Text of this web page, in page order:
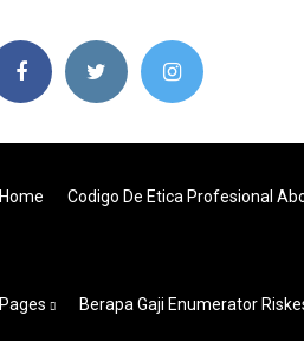
Home Codigo De Etica Profesional
Pages Berapa Gaji Enumerator